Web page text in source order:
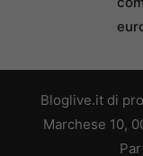
Bloglive.it di
Marchese 10,